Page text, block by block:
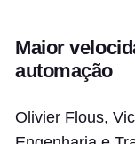
Maior
automação
Olivier Flous,